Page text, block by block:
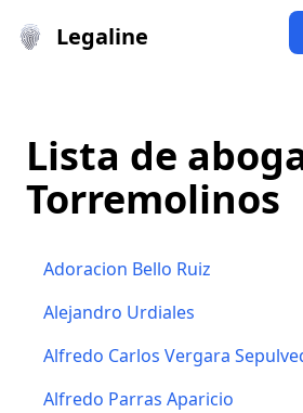
Legaline
Lista de
Torremolinos
Adoracion Bello Ruiz
Alejandro Urdiales
Alfredo Carlos Vergara
Alfredo Parras Aparicio